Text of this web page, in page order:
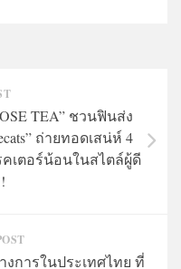
TEA” ชวนฟินส่ง
ถ่ายทอดเสน่ห์ 4
เตอร์น้อนในสไตล์ผู้ดี
งการในประเทศไทย ที่